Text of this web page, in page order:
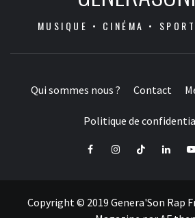
MUSIQUE • CINÉMA •
Qui sommes nous ? Contact
Politique de
FacebookInstagramTiktok LinkedIn
Copyright © 2019 Genera'Son Rap